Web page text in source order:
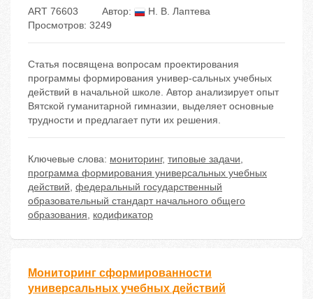
ART 76603 Автор:
Н. В. Лаптева
Просмотров: 3249
Статья посвящена вопросам проектирования
программы формирования универ-сальных учебных
действий в начальной школе. Автор анализирует опыт
Вятской гуманитарной гимназии, выделяет основные
трудности и предлагает пути их решения.
Ключевые слова: мониторинг, типовые задачи,
программа формирования универсальных учебных
действий, федеральный государственный
образовательный стандарт начального общего
образования, кодификатор
Мониторинг сформированности
универсальных учебных действий